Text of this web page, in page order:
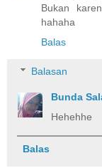
Bukan
hahaha
Balas
Balasan
Bunda
Hehehhe
Balas